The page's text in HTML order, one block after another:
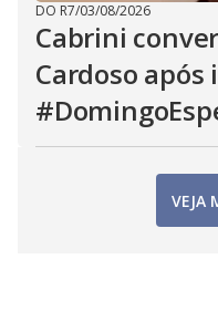
DO R7/03/08/2026
Cabrini
Cardoso
VEJA